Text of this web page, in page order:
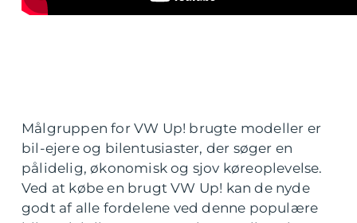
Målgruppen for VW Up! brugte modeller er
bil-ejere og bilentusiaster, der søger en
pålidelig, økonomisk og sjov køreoplevelse.
Ved at købe en brugt VW Up! kan de nyde
godt af alle fordelene ved denne populære